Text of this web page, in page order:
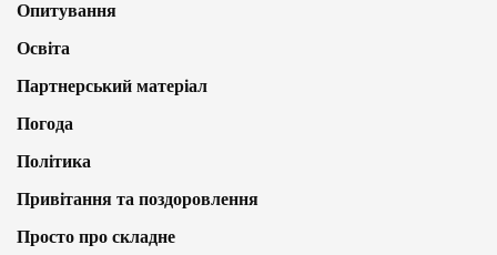
Опитування
Освіта
Партнерський матеріал
Погода
Політика
Привітання та поздоровлення
Просто про складне